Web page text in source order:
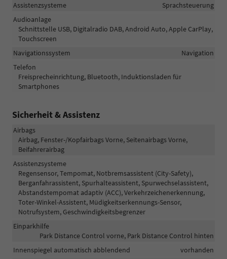
Assistenzsysteme
Sprachsteuerung
Audioanlage
Schnittstelle USB, Digitalradio DAB, Android Auto, Apple CarPlay,
Touchscreen
Navigationssystem
Navigation
Telefon
Freisprecheinrichtung, Bluetooth, Induktionsladen für
Smartphones
Sicherheit & Assistenz
Airbags
Airbag, Fenster-/Kopfairbags Vorne, Seitenairbags Vorne,
Beifahrerairbag
Assistenzsysteme
Regensensor, Tempomat, Notbremsassistent (City-Safety),
Berganfahrassistent, Spurhalteassistent, Spurwechselassistent,
Abstandstempomat adaptiv (ACC), Verkehrzeichenerkennung,
Toter-Winkel-Assistent, Müdigkeitserkennungs-Sensor,
Notrufsystem, Geschwindigkeitsbegrenzer
Einparkhilfe
Park Distance Control vorne, Park Distance Control hinten
Innenspiegel automatisch abblendend
vorhanden